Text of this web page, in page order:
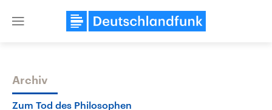
Close
Themen
Archiv
Zum Tod des Philosophen